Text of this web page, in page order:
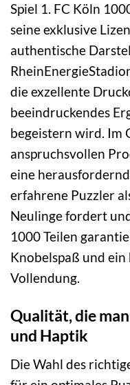
Spiel 1. FC Köln
seine exklusive
authentische
die exzellente
beeindruckendes
begeistern wird. Im
anspruchsvollen
eine
erfahrene Puzzler
Neulinge fordert
1000 Teilen
Knobelspaß und
Vollendung.
Qualität, die
und Haptik
Die Wahl des